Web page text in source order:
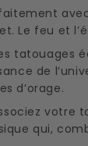
Le feu et
tatouages
de
d’orage.
qui,